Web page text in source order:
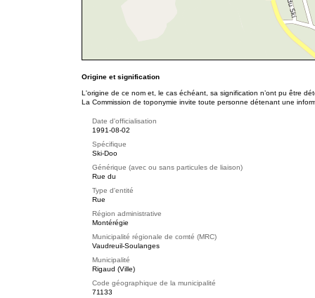
Origine et signification
L'origine de ce nom et, le cas échéant, sa signification n’ont pu être
La Commission de toponymie invite toute personne détenant une
Date d'officialisation
1991-08-02
Spécifique
Ski-Doo
Générique (avec ou sans particules de liaison)
Rue du
Type d'entité
Rue
Région administrative
Montérégie
Municipalité régionale de comté (MRC)
Vaudreuil-Soulanges
Municipalité
Rigaud (Ville)
Code géographique de la municipalité
71133